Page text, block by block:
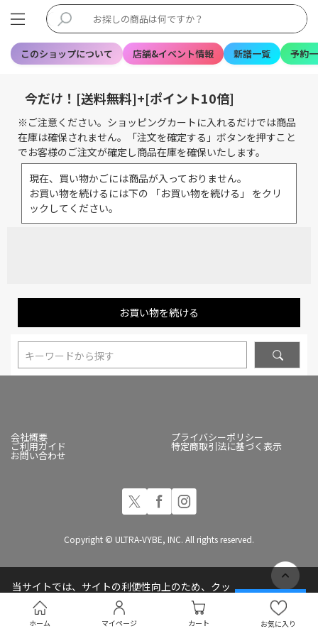
このショップについて 店舗&イベント情報 新譜一覧 予約
ホーム マイページ カート お気に入り
今だけ！[送料無料]+[ポイント10倍]
※ご注意ください。ショッピングカートに入れるだけでは商品
在庫は確保されません。「注文を確定する」ボタンを押すこと
でお客様のご注文が確定し商品在庫を確保いたします。
現在、買い物かごには商品が入っておりません。
お買い物を続けるには下の 「お買い物を続ける」 をクリ
ックしてください。
お買い物を続ける
キーワードから探す
会社概要 プライバシーポリシー
ご利用ガイド 特定商取引法に基づく表示
お問い合わせ
Copyright © ULTRA-VYBE, INC. All rights reserved.
当サイトでは、サイトの利便性向上のため、クッ
キー(Cookie)を使用しています
プライバシーポリシー
承諾する